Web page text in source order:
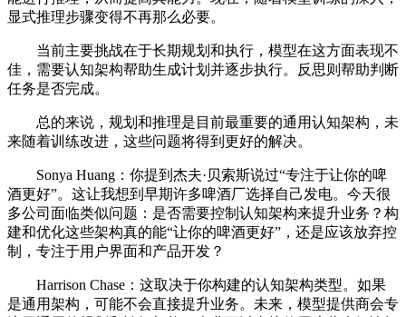
显式推理步骤变得不再那么必要。
当前主要挑战在于长期规划和执行，模型在这方面表现不
佳，需要认知架构帮助生成计划并逐步执行。反思则帮助判断
任务是否完成。
总的来说，规划和推理是目前最重要的通用认知架构，未
来随着训练改进，这些问题将得到更好的解决。
Sonya Huang：你提到杰夫·贝索斯说过“专注于让你的啤
酒更好”。这让我想到早期许多啤酒厂选择自己发电。今天很
多公司面临类似问题：是否需要控制认知架构来提升业务？构
建和优化这些架构真的能“让你的啤酒更好”，还是应该放弃控
制，专注于用户界面和产品开发？
Harrison Chase：这取决于你构建的认知架构类型。如果
是通用架构，可能不会直接提升业务。未来，模型提供商会专